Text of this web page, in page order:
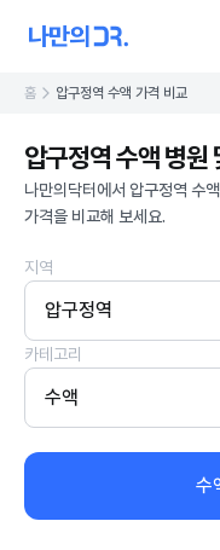
홈 압구정역 수액 가격 비교
압구정역 수액 병
나만의닥터에서 압구정역 수
가격을 비교해 보세요.
지역
압구정역
카테고리
수액
수